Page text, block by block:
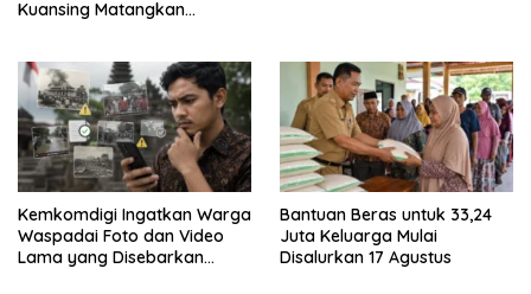
Kuansing Matangkan
Kemkomdigi Ingatkan Warga
Waspadai Foto dan Video
Lama yang Disebarkan
Bantuan Beras untuk 33,24
Juta Keluarga Mulai
Disalurkan 17 Agustus